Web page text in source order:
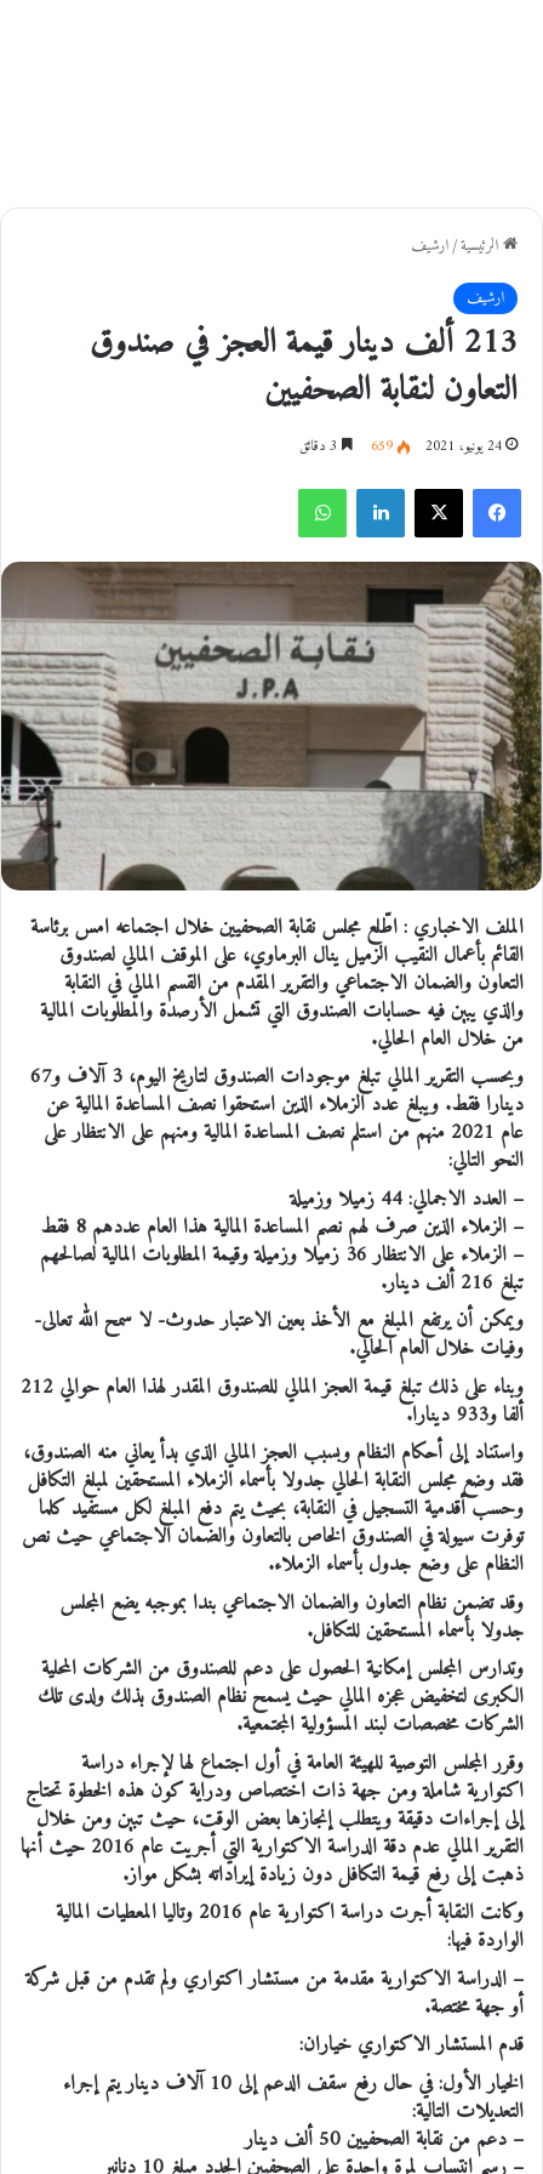
الرئيسية/ارشيف
ارشيف
213 ألف دينار قيمة العجز في صندوق
التعاون لنقابة الصحفيين
24 يونيو، 2021 659
فيسبوك
الملف الاخباري : اطّلع مجلس نقابة الصحفيين خلال اجتماعه امس برئاسة
القائم بأعمال النقيب الزميل ينال البرماوي، على الموقف المالي لصندوق
التعاون والضمان الاجتماعي والتقرير المقدم من القسم المالي في النقابة
والذي يبين فيه حسابات الصندوق التي تشمل الأرصدة والمطلوبات المالية
من خلال العام الحالي.
وبحسب التقرير المالي تبلغ موجودات الصندوق لتاريخ اليوم، 3 آلاف و67
دينارا فقط. ويبلغ عدد الزملاء الذين استحقوا نصف المساعدة المالية عن
عام 2021 منهم من استلم نصف المساعدة المالية ومنهم على الانتظار على
النحو التالي:
– العدد الاجمالي: 44 زميلا وزميلة
– الزملاء الذين صرف لهم نصم المساعدة المالية هذا العام عددهم 8 فقط
– الزملاء على الانتظار 36 زميلا وزميلة وقيمة المطلوبات المالية لصالحهم
تبلغ 216 ألف دينار.
ويمكن أن يرتفع المبلغ مع الأخذ بعين الاعتبار حدوث- لا سمح الله تعالى-
وفيات خلال العام الحالي.
وبناء على ذلك تبلغ قيمة العجز المالي للصندوق المقدر لهذا العام حوالي 212
ألفا و933 دينارا.
واستناد إلى أحكام النظام وبسبب العجز المالي الذي بدأ يعاني منه الصندوق،
فقد وضع مجلس النقابة الحالي جدولا بأسماء الزملاء المستحقين لمبلغ التكافل
وحسب أقدمية التسجيل في النقابة، بحيث يتم دفع المبلغ لكل مستفيد كلما
توفرت سيولة في الصندوق الخاص بالتعاون والضمان الاجتماعي حيث نص
النظام على وضع جدول بأسماء الزملاء.
وقد تضمن نظام التعاون والضمان الاجتماعي بندا بموجبه يضع المجلس
جدولا بأسماء المستحقين للتكافل.
وتدارس المجلس إمكانية الحصول على دعم للصندوق من الشركات المحلية
الكبرى لتخفيض عجزه المالي حيث يسمح نظام الصندوق بذلك ولدى تلك
الشركات مخصصات لبند المسؤولية المجتمعية.
وقرر المجلس التوصية للهيئة العامة في أول اجتماع لها لإجراء دراسة
اكتوارية شاملة ومن جهة ذات اختصاص ودراية كون هذه الخطوة تحتاج
إلى إجراءات دقيقة ويتطلب إنجازها بعض الوقت، حيث تبين ومن خلال
التقرير المالي عدم دقة الدراسة الاكتوارية التي أجريت عام 2016 حيث أنها
ذهبت إلى رفع قيمة التكافل دون زيادة إيراداته بشكل مواز.
وكانت النقابة أجرت دراسة اكتوارية عام 2016 وتاليا المعطيات المالية
الواردة فيها:
– الدراسة الاكتوارية مقدمة من مستشار اكتواري ولم تقدم من قبل شركة
أو جهة مختصة.
قدم المستشار الاكتواري خياران:
الخيار الأول: في حال رفع سقف الدعم إلى 10 آلاف دينار يتم إجراء
التعديلات التالية:
– دعم من نقابة الصحفيين 50 ألف دينار